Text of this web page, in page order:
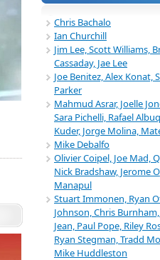
Chris Bachalo
Ian Churchill
Jim Lee, Scott Williams,
Cassaday, Jae Lee
Joe Benitez, Alex Konat,
Parker
Mahmud Asrar, Joelle
Sara Pichelli, Rafael
Kuder, Jorge Molina,
Mike Debalfo
Olivier Coipel, Joe Mad,
Nick Bradshaw, Jerome
Manapul
Stuart Immonen, Ryan
Johnson, Chris
Jean, Paul Pope, Riley
Ryan Stegman, Tradd
Mike Huddleston